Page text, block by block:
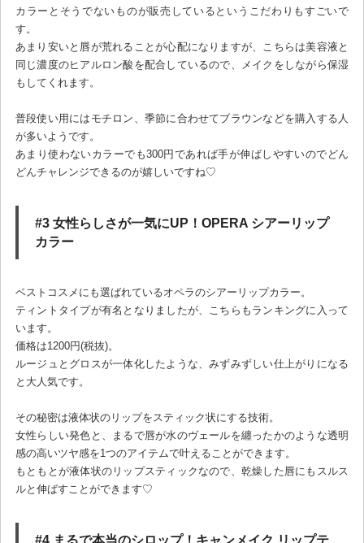
カラーとそうでないものが販売しているというこだわりもすごいで
す。
あまり安いと唇が荒れることが心配になりますが、こちらは美容液と
同じ濃度のヒアルロン酸を配合しているので、メイクをしながら保湿
もしてくれます。
普段使い用にはモチロン、季節に合わせてブラウンなどを購入する人
が多いようです。
あまり使わないカラーでも300円であれば手が伸ばしやすいのでどん
どんチャレンジできるのが嬉しいですね♡
#3 女性らしさが一気にUP！OPERA シアーリップ
カラー
ベストコスメにも選ばれているオペラのシアーリップカラー。
ティントタイプが有名となりましたが、こちらもランキングに入って
います。
価格は1200円(税抜)。
ルージュとグロスが一体化したような、みずみずしい仕上がりになる
と大人気です。
その秘密は液体状のリップをスティック状にする技術。
女性らしい発色と、まるで唇が水のヴェールを纏ったかのような透明
感の高いツヤ感を1つのアイテムで叶えることができます。
もともとが液体状のリップスティックなので、乾燥した唇にもスルス
ルと伸ばすことができます♡
#4 まるで本当のシロップ！キャンメイク リップテ